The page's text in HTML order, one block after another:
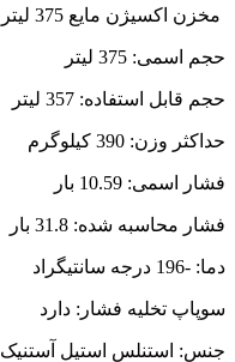
مخزن اکسیژن مایع 375 لیتری
حجم اسمی: 375 لیتر
حجم قابل استفاده: 357 لیتر
حداکثر وزن: 390 کیلوگرم
فشار اسمی: 10.59 بار
فشار محاسبه شده: 31.8 بار
دما: -196 درجه سانتیگراد
سوپاپ تخلیه فشار: دارد
جنس: استنلس استیل آستنیک